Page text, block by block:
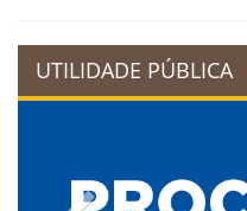
UTILIDADE PÚBLICA